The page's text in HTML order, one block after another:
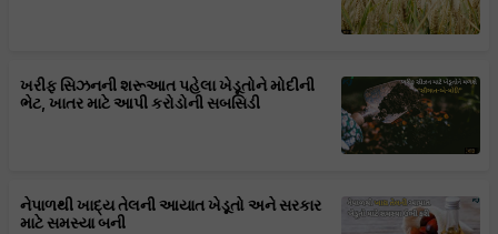
ખરીફ સિઝનની શરૂઆત પહેલા ખેડૂતોને મોદીની
ભેટ, ખાતર માટે આપી કરોડોની સબસિડી
નેપાળથી ખાદ્ય તેલની આયાત ખેડૂતો અને સરકાર
માટે સમસ્યા બની